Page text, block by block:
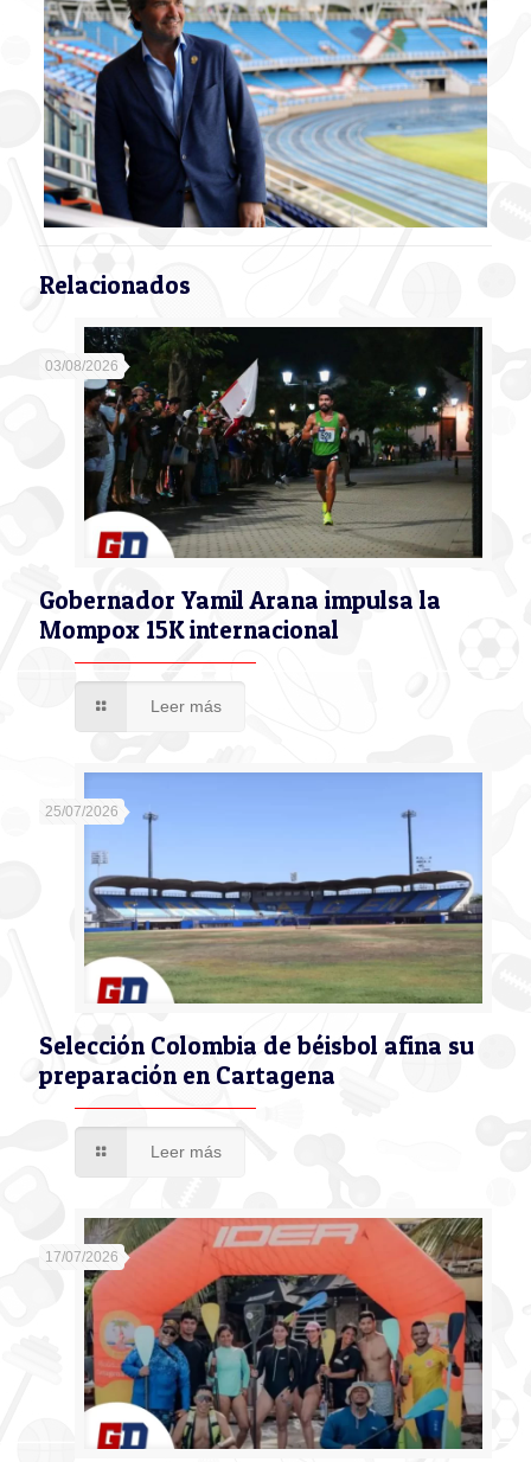
Relacionados
03/08/2026
Gobernador Yamil Arana impulsa la
Mompox 15K internacional
Leer más
25/07/2026
Selección Colombia de béisbol afina su
preparación en Cartagena
Leer más
17/07/2026